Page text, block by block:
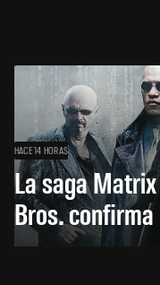
HACE 14 HORAS
La saga
Bros.